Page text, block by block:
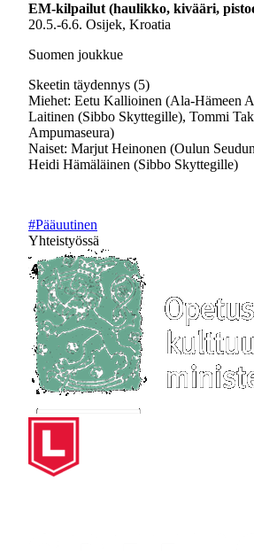
EM-kilpailut (haulikko, kivääri,
20.5.-6.6. Osijek, Kroatia
Suomen joukkue
Skeetin täydennys (5)
Miehet: Eetu Kallioinen (Ala-Hämeen
Laitinen (Sibbo Skyttegille), Tommi
Ampumaseura)
Naiset: Marjut Heinonen (Oulun
Heidi Hämäläinen (Sibbo Skyttegille)
#Pääuutinen
Yhteistyössä